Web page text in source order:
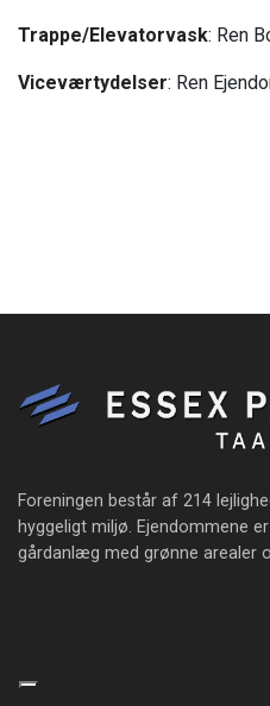
Trappe/Elevatorvask: Ren
Viceværtydelser: Ren
Foreningen består af 214
hyggeligt miljø. Ejendommene
gårdanlæg med grønne arealer
Copyright © 2026 - Essex Park Taastrup